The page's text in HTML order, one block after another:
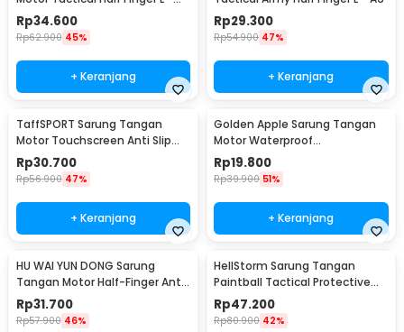
PC016
Rp34.600
Rp62.900 45%
+ Keranjang
Rp29.300
Rp54.900 47%
+ Keranjang
TaffSPORT Sarung Tangan
Motor Touchscreen Anti Slip
Protektor - MCS-02C
Rp30.700
Rp56.900 47%
+ Keranjang
Golden Apple Sarung Tangan
Motor Waterproof
Touchscreen Kulit Sintetis Pria
- 9070
Rp19.800
Rp39.900 51%
+ Keranjang
HU WAI YUN DONG Sarung
Tangan Motor Half-Finger Anti
Slip Riding Glove L - HWYD
Rp31.700
Rp57.900 46%
HellStorm Sarung Tangan
Paintball Tactical Protective
Gloves Nylon L - HS210
Rp47.200
Rp80.900 42%